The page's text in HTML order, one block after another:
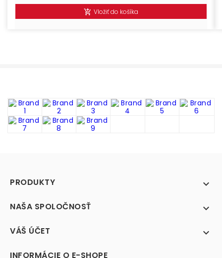
 Vložiť do košíka
PRODUKTY 
NAŠA SPOLOČNOSŤ 
VÁŠ ÚČET 
INFORMÁCIE O E-SHOPE